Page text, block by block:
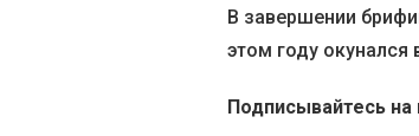
В завершении
этом году окунался
Подписывайтесь на